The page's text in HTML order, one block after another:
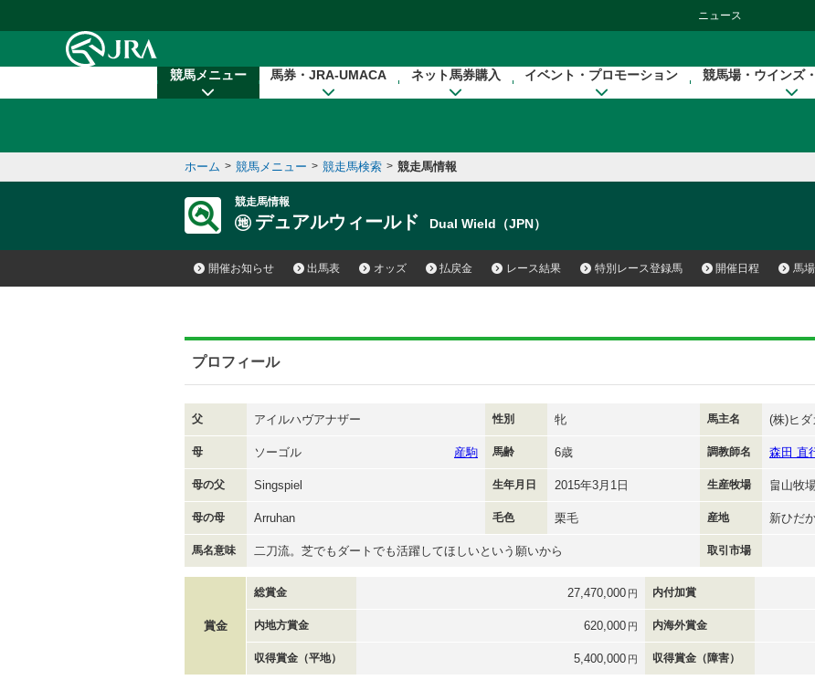
ニュース
競馬メニュー 馬券・JRA-UMACA ネット馬券購入 イベント・プロモーション 競馬場・ウインズ
ホーム > 競馬メニュー > 競走馬検索 > 競走馬情報
競走馬情報
デュアルウィールド Dual Wield（JPN）
開催お知らせ 出馬表 オッズ 払戻金 レース結果 特別レース登録馬 開催日程 馬
プロフィール
父 アイルハヴアナザー 性別 牝 馬主名 (株)ヒ
母 ソーゴル 産駒 馬齢 6歳 調教師名 森田 直
母の父 Singspiel 生年月日 2015年3月1日 生産牧場 畠山牧
母の母 Arruhan 毛色 栗毛 産地 新ひだ
馬名意味 二刀流。芝でもダートでも活躍してほしいという願いから 取引市場
賞金
総賞金 27,470,000 円 内付加賞
内地方賞金 620,000 円 内海外賞金
収得賞金（平地） 5,400,000 円 収得賞金（障害）